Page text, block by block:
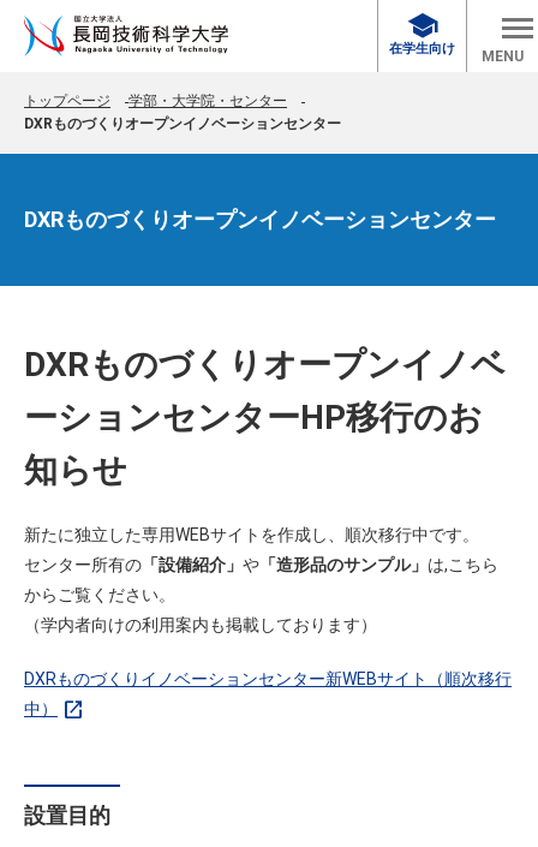
school
在学生向け MENU
トップページ
学部・大学院・センター
DXRものづくりオープンイノベーションセンター
DXRものづくりオープンイノベーションセンター
DXRものづくりオープンイノベ
ーションセンターHP移行のお
知らせ
新たに独立した専用WEBサイトを作成し、順次移行中です。
センター所有の 「設備紹介」 や 「造形品のサンプル」 は,こちら
からご覧ください。
（学内者向けの利用案内も掲載しております）
DXRものづくりイノベーションセンター新WEBサイト（順次移行
中）
open_in_new
設置目的